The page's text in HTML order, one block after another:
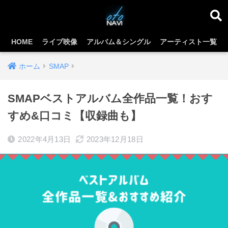
HOME ライブ映像 アルバム＆シングル アーティスト一覧
ホーム SMAP
SMAPベストアルバム全作品一覧！おす
すめ&口コミ【収録曲も】
2022年4月13日 2023年12月18日